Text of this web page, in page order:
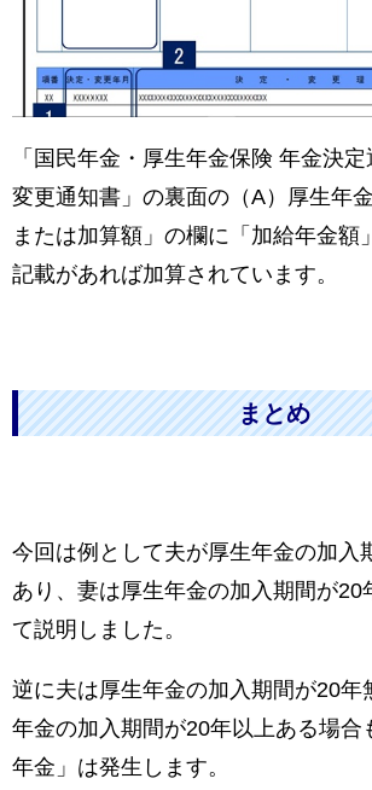
「国民年金・厚生年金保険 年金決
変更通知書」の裏面の（A）厚生年
または加算額」の欄に「加給年金額
記載があれば加算されています。
まとめ
今回は例として夫が厚生年金の加入
あり、妻は厚生年金の加入期間が20
て説明しました。
逆に夫は厚生年金の加入期間が20年
年金の加入期間が20年以上ある場合
年金」は発生します。